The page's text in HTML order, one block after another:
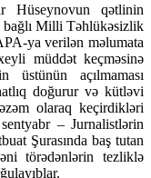
Hüseynovun qətlinin
bağlı Milli Təhlükəsizlik
ya verilən məlumata
müddət keçməsinə
üstünün açılmaması
doğurur və kütləvi
olaraq keçirdikləri
– Jurnalistlərin
Şurasında baş tutan
törədənlərin tezliklə